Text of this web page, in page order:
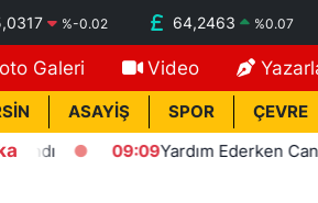
%-0.02 64,2463 %0.07
Galeri Video
ASAYİŞ SPOR ÇEVRE
09:09 Yardım Ederken Canından